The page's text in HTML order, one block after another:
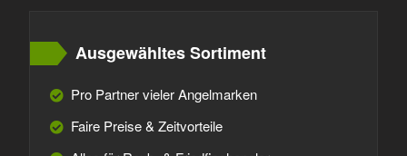
Ausgewähltes Sortiment
Pro Partner vieler Angelmarken
Faire Preise & Zeitvorteile